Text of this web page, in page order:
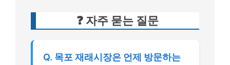
❓ 자주 묻는 질문
Q. 목포 재래시장은 언제 방문하는